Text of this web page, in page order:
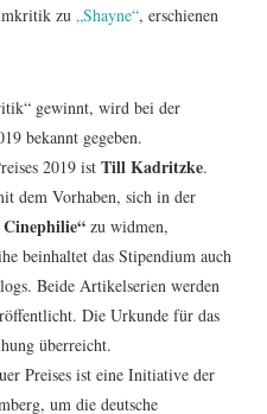
zu „Shayne“, erschienen
gewinnt, wird bei der
bekannt gegeben.
2019 istTill Kadritzke.
dem Vorhaben, sich in der
zu widmen,
beinhaltet das Stipendium auch
Beide Artikelserien werden
Die Urkunde für das
überreicht.
Preises ist eine Initiative der
um die deutsche